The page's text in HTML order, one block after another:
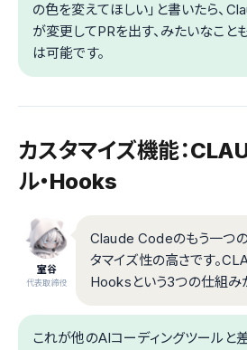
の色を変えてほしい」と書いたら、
が変更してPRを出す、みたいなこと
は可能です。
カスタマイズ機能：
ル・Hooks
室谷
代表取締役
Claude Codeのもう一つ
タマイズ性の高さです。
Hooksという3つの仕組み
これが他のAIコーディングツールと